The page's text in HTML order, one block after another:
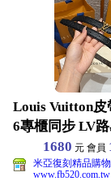
Louis Vuitton皮
6專櫃同步 LV
1680 元 會員
米亞復刻精品購
www.fb520.com.tw